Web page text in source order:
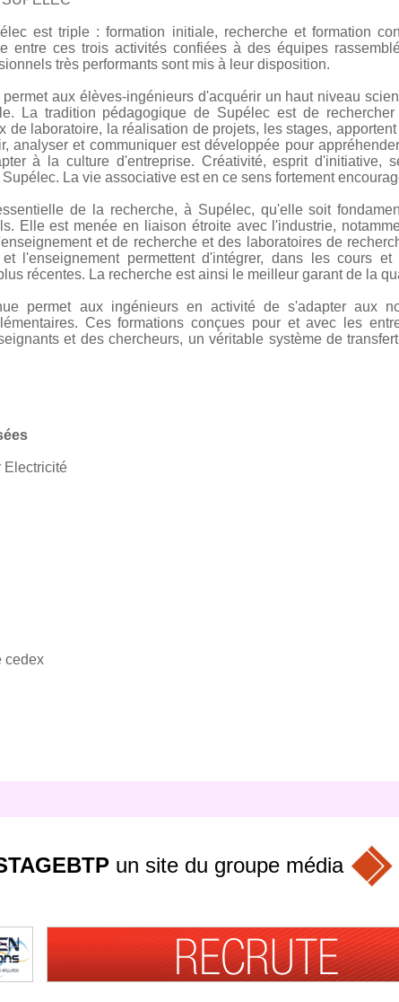
est triple : formation initiale, recherche et formation
entre ces trois activités confiées à des équipes
très performants sont mis à leur disposition.
aux élèves-ingénieurs d'acquérir un haut niveau
La tradition pédagogique de Supélec est de
de laboratoire, la réalisation de projets, les stages,
analyser et communiquer est développée pour
à la culture d'entreprise. Créativité, esprit d'initiative,
La vie associative est en ce sens fortement
de la recherche, à Supélec, qu'elle soit
Elle est menée en liaison étroite avec l'industrie,
et de recherche et des laboratoires de
l'enseignement permettent d'intégrer, dans les cours
récentes. La recherche est ainsi le meilleur garant de la
permet aux ingénieurs en activité de s'adapter aux
Ces formations conçues pour et avec les
et des chercheurs, un véritable système de
Electricité
cedex
un site du groupe média